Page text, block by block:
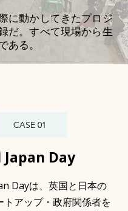
に動かしてきたプロジ
だ。すべて現場から生
ある。
CASE 01
Day
Dayは、英国と日本の
トアップ・政府関係者を